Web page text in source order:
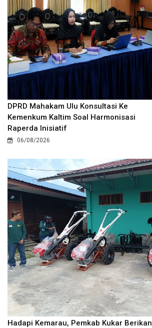
DPRD Mahakam Ulu Konsultasi Ke
Kemenkum Kaltim Soal Harmonisasi
Raperda Inisiatif
06/08/2026
Hadapi Kemarau, Pemkab Kukar Berikan